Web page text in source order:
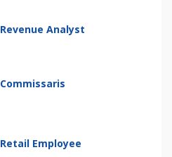
Revenue Analyst
Commissaris
Retail Employee